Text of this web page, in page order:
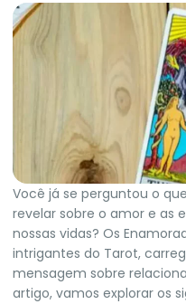
Você já se perguntou o
revelar sobre o amor e as
nossas vidas? Os
intrigantes do Tarot,
mensagem sobre
artigo, vamos explorar os